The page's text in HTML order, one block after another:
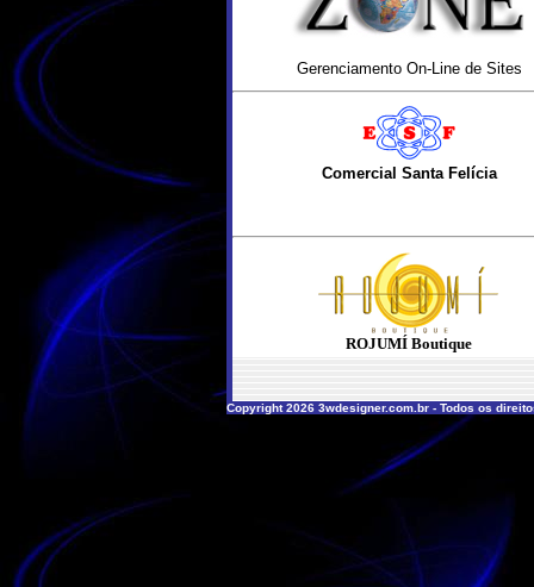
Gerenciamento On-Line de Sites
Comercial Santa Felícia
ROJUMÍ Boutique
Copyright 2026 3wdesigner.com.br - Todos os